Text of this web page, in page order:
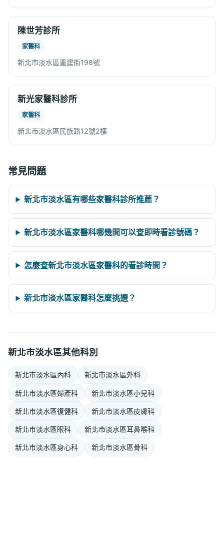
陳世芳診所
家醫科
新北市淡水區重建街198號
新光家醫科診所
家醫科
新北市淡水區民族路12號2樓
常見問題
新北市淡水區有哪些家醫科診所推薦？
新北市淡水區家醫科哪幾間可以查即時看診號碼？
怎麼查新北市淡水區家醫科的看診時間？
新北市淡水區家醫科怎麼挑選？
新北市淡水區其他科別
新北市淡水區內科 新北市淡水區外科
新北市淡水區婦產科 新北市淡水區小兒科
新北市淡水區復健科 新北市淡水區皮膚科
新北市淡水區眼科 新北市淡水區耳鼻喉科
新北市淡水區身心科 新北市淡水區骨科